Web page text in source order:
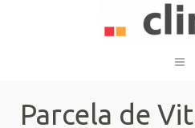
Parcela de